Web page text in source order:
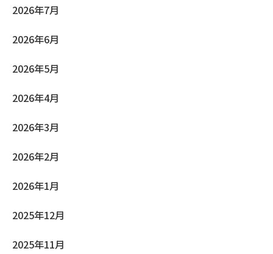
2026年7月
2026年6月
2026年5月
2026年4月
2026年3月
2026年2月
2026年1月
2025年12月
2025年11月